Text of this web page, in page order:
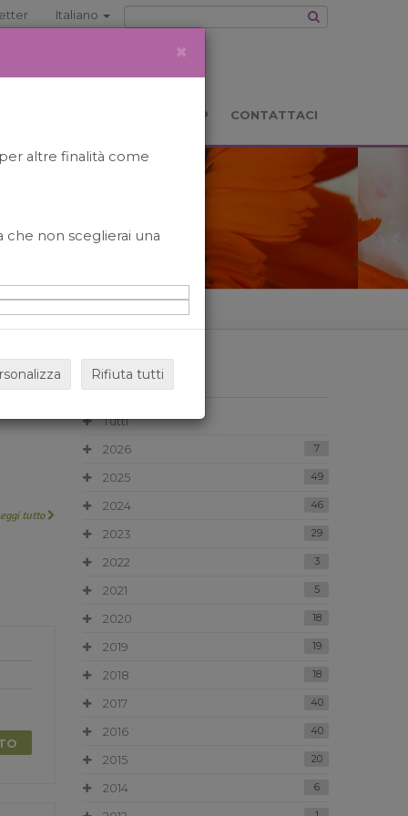
Italiano
BOOKSHOP CONTATTACI
tutto
ARCHIVIO
Tutti
2026
7
2025 49
2024 46
2023 29
2022 3
2021 5
2020 18
2019 19
2018 18
2017 40
2016 40
2015 20
2014 6
×
altre finalità come
che non sceglierai una
Rifiuta tutti